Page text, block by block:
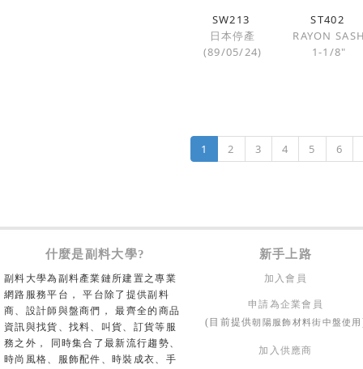
SW213
日本停產
(89/05/24)
ST402
RAYON
1-1/8"
1 2 3 4 5 6
什麼是副料大學? 新手上路
副料大學為副料產業鏈所建置之專業
網路服務平台， 平台除了提供副料
商、設計師與盤商們， 最齊全的商品
資訊與找貨、找料、叫貨、訂貨等服
務之外， 同時集合了最新流行趨勢、
時尚風格、服飾配件、時裝成衣、手
加入會員
申請為企業會員
(目前提供朝陽服飾材料街中盤使用
加入供應商